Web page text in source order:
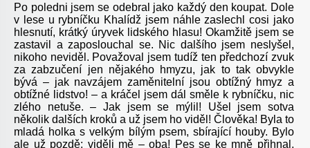
Po poledni jsem se odebral jako každý den koupat. Dole
v lese u rybníčku Khalídž jsem náhle zaslechl cosi jako
hlesnutí, krátký úryvek lidského hlasu! Okamžitě jsem se
zastavil a zaposlouchal se. Nic dalšího jsem neslyšel,
nikoho neviděl. Považoval jsem tudíž ten předchozí zvuk
za zabzučení jen nějakého hmyzu, jak to tak obvykle
bývá – jak navzájem zaměnitelní jsou obtížný hmyz a
obtížné lidstvo! – a kráčel jsem dál směle k rybníčku, nic
zlého netuše. – Jak jsem se mýlil! Ušel jsem sotva
několik dalších kroků a už jsem ho viděl! Člověka! Byla to
mladá holka s velkým bílým psem, sbírající houby. Bylo
ale už pozdě: viděli mě – oba! Pes se ke mně přihnal,